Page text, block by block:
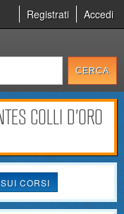
Registrati Accedi
COLLI D'ORO
CORSI